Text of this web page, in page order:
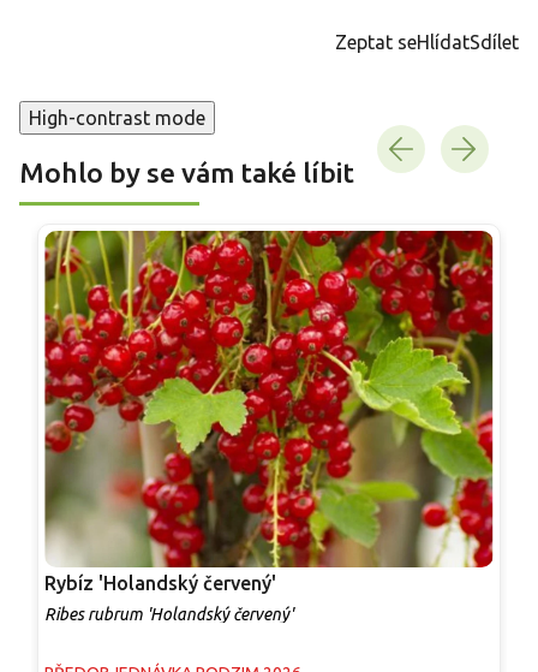
Zeptat seHlídatSdílet
High-contrast mode
Mohlo by se vám také líbit
Rybíz 'Holandský červený'
Ribes rubrum 'Holandský červený'